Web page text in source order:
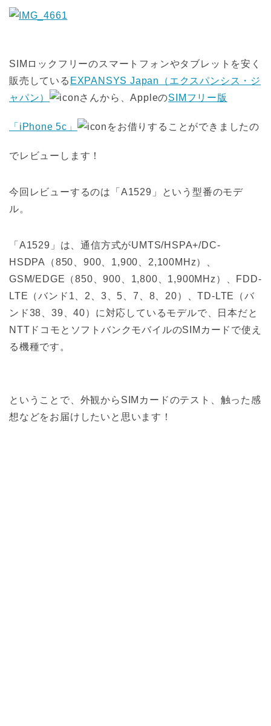
SIMロックフリーのスマートフォンやタブレットを安く
販売している EXPANSYS Japan（エクスパンシス・ジ
ャパン）
さんから、AppleのSIMフリー版
「iPhone 5c」 をお借りすることができましたの
でレビューします！
今回レビューするのは「A1529」という型番のモデ
ル。
「A1529」は、通信方式がUMTS/HSPA+/DC-
HSDPA（850、900、1,900、2,100MHz）、
GSM/EDGE（850、900、1,800、1,900MHz）、FDD-
LTE（バンド1、2、3、5、7、8、20）、TD-LTE（バ
ンド38、39、40）に対応しているモデルで、日本だと
NTTドコモとソフトバンクモバイルのSIMカードで使え
る機種です。
ということで、外観からSIMカードのテスト、触った感
想などをお届けしたいと思います！